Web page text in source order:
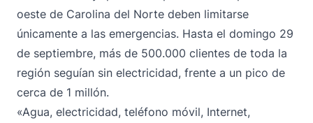
oeste de Carolina del Norte deben limitarse
únicamente a las emergencias. Hasta el domingo 29
de septiembre, más de 500.000 clientes de toda la
región seguían sin electricidad, frente a un pico de
cerca de 1 millón.
«Agua, electricidad, teléfono móvil, Internet,